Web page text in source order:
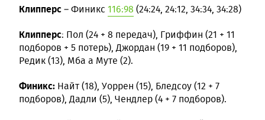
Клипперс– Финикс 116:98 (24:24, 24:12, 34:34, 34:28)
Клипперс: Пол (24 + 8 передач), Гриффин (21 + 11
подборов + 5 потерь), Джордан (19 + 11 подборов),
Редик (13), Мба а Муте (2).
Финикс: Найт (18), Уоррен (15), Бледсоу (12 + 7
подборов), Дадли (5), Чендлер (4 + 7 подборов).